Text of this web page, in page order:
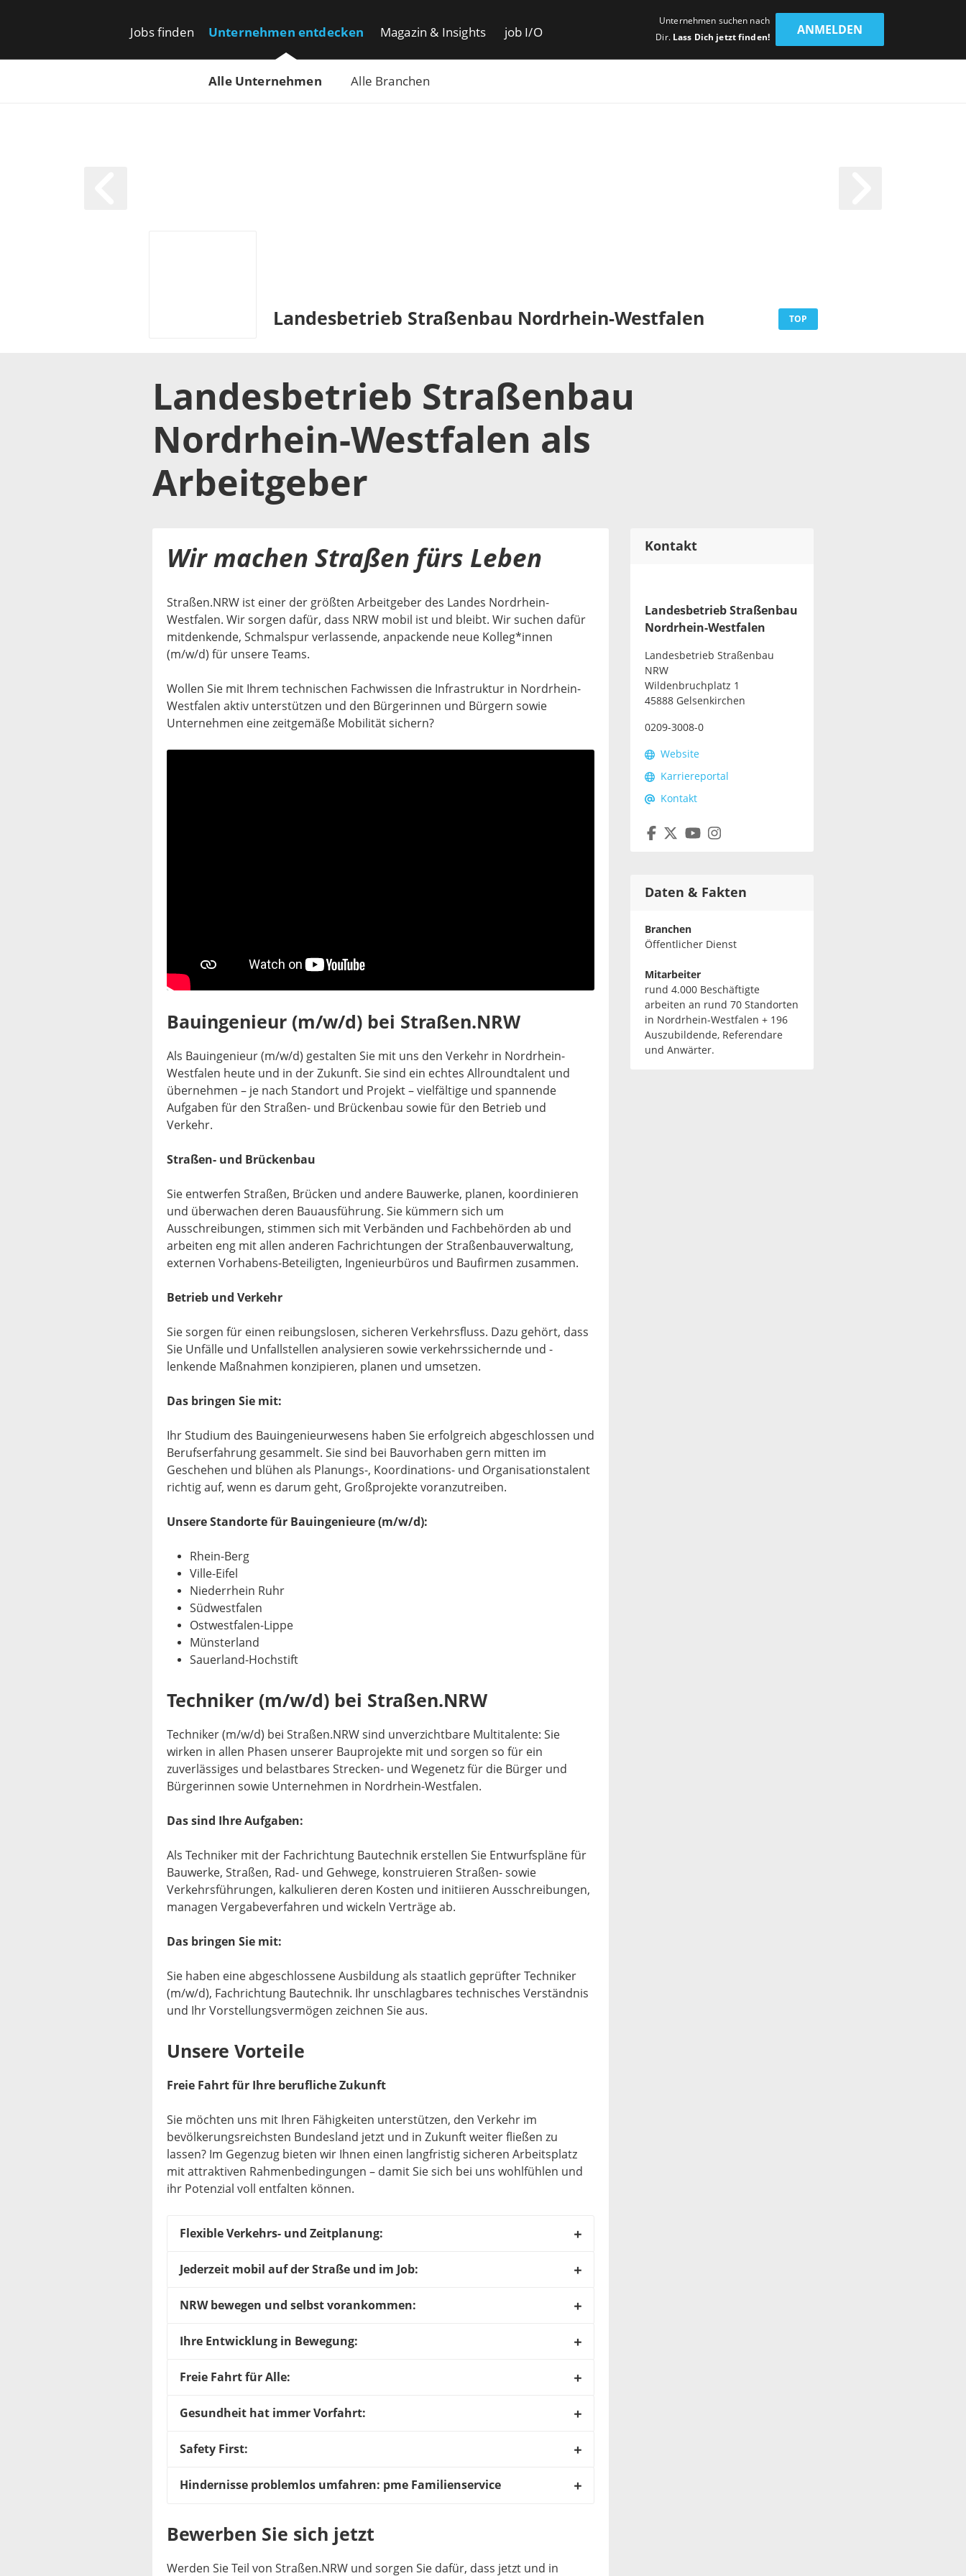
Jobs finden Unternehmen entdecken
Alle Unternehmen Alle Branchen
Magazin & Insights job I/O
Unternehmen suchen nach
Dir. Lass Dich jetzt finden!
ANMELDEN
Landesbetrieb Straßenbau Nordrhein-Westfalen TOP
Landesbetrieb Straßenbau
Nordrhein-Westfalen als
Arbeitgeber
Wir machen Straßen fürs Leben
Straßen.NRW ist einer der größten Arbeitgeber des Landes Nordrhein-
Westfalen. Wir sorgen dafür, dass NRW mobil ist und bleibt. Wir suchen dafür
mitdenkende, Schmalspur verlassende, anpackende neue Kolleg*innen
(m/w/d) für unsere Teams.
Wollen Sie mit Ihrem technischen Fachwissen die Infrastruktur in Nordrhein-
Westfalen aktiv unterstützen und den Bürgerinnen und Bürgern sowie
Unternehmen eine zeitgemäße Mobilität sichern?
Bauingenieur (m/w/d) bei Straßen.NRW
Als Bauingenieur (m/w/d) gestalten Sie mit uns den Verkehr in Nordrhein-
Westfalen heute und in der Zukunft. Sie sind ein echtes Allroundtalent und
übernehmen – je nach Standort und Projekt – vielfältige und spannende
Aufgaben für den Straßen- und Brückenbau sowie für den Betrieb und
Verkehr.
Straßen- und Brückenbau
Sie entwerfen Straßen, Brücken und andere Bauwerke, planen, koordinieren
und überwachen deren Bauausführung. Sie kümmern sich um
Ausschreibungen, stimmen sich mit Verbänden und Fachbehörden ab und
arbeiten eng mit allen anderen Fachrichtungen der Straßenbauverwaltung,
externen Vorhabens-Beteiligten, Ingenieurbüros und Baufirmen zusammen.
Betrieb und Verkehr
Sie sorgen für einen reibungslosen, sicheren Verkehrsfluss. Dazu gehört, dass
Sie Unfälle und Unfallstellen analysieren sowie verkehrssichernde und -
lenkende Maßnahmen konzipieren, planen und umsetzen.
Das bringen Sie mit:
Ihr Studium des Bauingenieurwesens haben Sie erfolgreich abgeschlossen und
Berufserfahrung gesammelt. Sie sind bei Bauvorhaben gern mitten im
Geschehen und blühen als Planungs-, Koordinations- und Organisationstalent
richtig auf, wenn es darum geht, Großprojekte voranzutreiben.
Unsere Standorte für Bauingenieure (m/w/d):
Rhein-Berg
Ville-Eifel
Niederrhein Ruhr
Südwestfalen
Ostwestfalen-Lippe
Münsterland
Sauerland-Hochstift
Techniker (m/w/d) bei Straßen.NRW
Techniker (m/w/d) bei Straßen.NRW sind unverzichtbare Multitalente: Sie
wirken in allen Phasen unserer Bauprojekte mit und sorgen so für ein
zuverlässiges und belastbares Strecken- und Wegenetz für die Bürger und
Bürgerinnen sowie Unternehmen in Nordrhein-Westfalen.
Das sind Ihre Aufgaben:
Als Techniker mit der Fachrichtung Bautechnik erstellen Sie Entwurfspläne für
Bauwerke, Straßen, Rad- und Gehwege, konstruieren Straßen- sowie
Verkehrsführungen, kalkulieren deren Kosten und initiieren Ausschreibungen,
managen Vergabeverfahren und wickeln Verträge ab.
Das bringen Sie mit:
Sie haben eine abgeschlossene Ausbildung als staatlich geprüfter Techniker
(m/w/d), Fachrichtung Bautechnik. Ihr unschlagbares technisches Verständnis
und Ihr Vorstellungsvermögen zeichnen Sie aus.
Unsere Vorteile
Freie Fahrt für Ihre berufliche Zukunft
Sie möchten uns mit Ihren Fähigkeiten unterstützen, den Verkehr im
bevölkerungsreichsten Bundesland jetzt und in Zukunft weiter fließen zu
lassen? Im Gegenzug bieten wir Ihnen einen langfristig sicheren Arbeitsplatz
mit attraktiven Rahmenbedingungen – damit Sie sich bei uns wohlfühlen und
ihr Potenzial voll entfalten können.
Flexible Verkehrs- und Zeitplanung:
Jederzeit mobil auf der Straße und im Job:
NRW bewegen und selbst vorankommen:
Ihre Entwicklung in Bewegung:
Freie Fahrt für Alle:
Gesundheit hat immer Vorfahrt:
Safety First:
Hindernisse problemlos umfahren: pme Familienservice
Bewerben Sie sich jetzt
Werden Sie Teil von Straßen.NRW und sorgen Sie dafür, dass jetzt und in
Kontakt
Landesbetrieb Straßenbau
Nordrhein-Westfalen
Landesbetrieb Straßenbau
NRW
Wildenbruchplatz 1
45888 Gelsenkirchen
0209-3008-0
Website
Karriereportal
Kontakt
Daten & Fakten
Branchen
Öffentlicher Dienst
Mitarbeiter
rund 4.000 Beschäftigte
arbeiten an rund 70 Standorten
in Nordrhein-Westfalen + 196
Auszubildende, Referendare
und Anwärter.